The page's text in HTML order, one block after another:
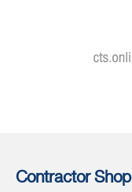
Contractor Shop